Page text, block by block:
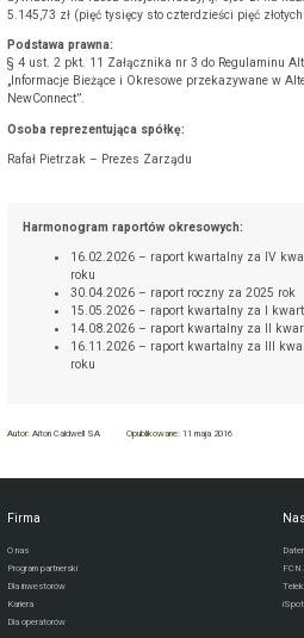
5.145,73 zł (pięć tysięcy sto czterdzieści pięć
Podstawa prawna:
§ 4 ust. 2 pkt. 11 Załącznika nr 3 do Regulaminu
„Informacje Bieżące i Okresowe przekazywane w
NewConnect”.
Osoba reprezentująca spółkę:
Rafał Pietrzak – Prezes Zarządu
Harmonogram raportów okresowych:
16.02.2026 – raport kwartalny za IV
roku
30.04.2026 – raport roczny za 2025 rok
15.05.2026 – raport kwartalny za I
14.08.2026 – raport kwartalny za II
16.11.2026 – raport kwartalny za III
roku
Autor:Aiton Caldwell SA Opublikowane: 11 maja 2016
Firma
O nas
Program partnerski
Dla inwestorów
Kariera
Dla operatorów